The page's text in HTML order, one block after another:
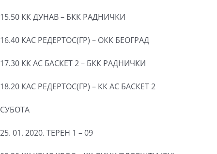
15.50 КК ДУНАВ – БКК РАДНИЧКИ
16.40 КАС РЕДЕРТОС(ГР) – ОКК БЕОГРАД
17.30 КК АС БАСКЕТ 2 – БКК РАДНИЧКИ
18.20 КАС РЕДЕРТОС(ГР) – КК АС БАСКЕТ 2
СУБОТА
25. 01. 2020. ТЕРЕН 1 – 09